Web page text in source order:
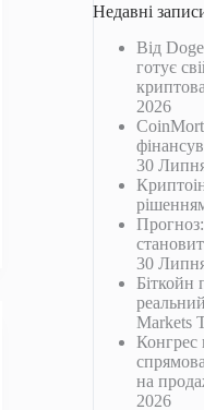
Недавні
Від
готує
2026
30
30
Біткойн
Markets
Конгрес
на
2026